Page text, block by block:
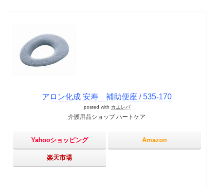
アロン化成 安寿 補助便座 / 535-170
posted with カエレバ
介護用品ショップ ハートケア
Yahooショッピング Amazon
楽天市場